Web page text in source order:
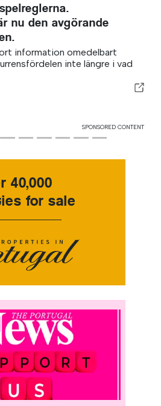
nu den avgörande
information omedelbart
inte längre i vad
SPONSORED CONTENT
40,000
for sale